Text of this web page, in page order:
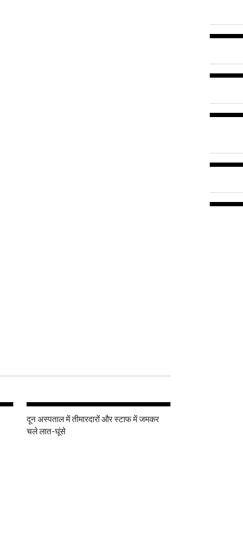
दून अस्पताल में तीमारदारों और स्टाफ में जमकर
चले लात-घूंसे